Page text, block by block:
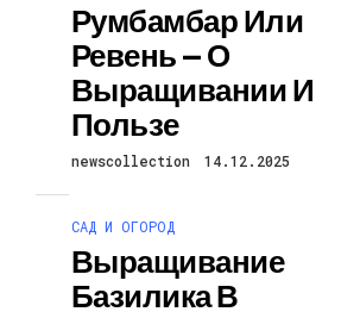
Румбамбар Или
Ревень — О
Выращивании И
Пользе
newscollection 14.12.2025
САД И ОГОРОД
Выращивание
Базилика В